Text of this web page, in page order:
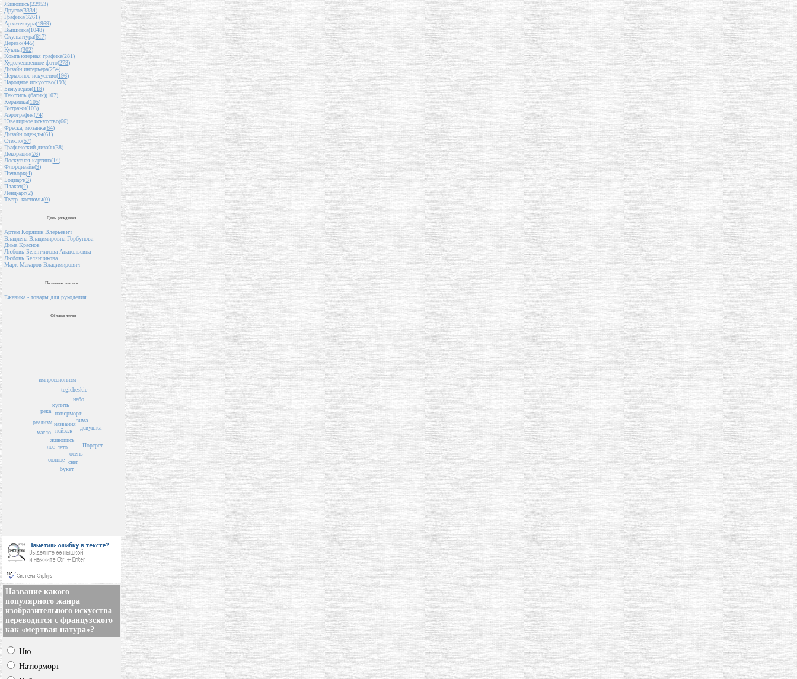
Живопись(22953)
Другое(3334)
Графика(3261)
Архитектура(1969)
Вышивка(1048)
Скульптура(617)
Дерево(445)
Куклы(302)
Компьютерная графика(281)
Художественное фото(273)
Дизайн интерьера(254)
Церковное искусство(196)
Народное искусство(193)
Бижутерия(119)
Текстиль (батик)(107)
Керамика(105)
Витражи(103)
Аэрография(74)
Ювелирное искусство(66)
Фреска, мозаика(64)
Дизайн одежды(61)
Стекло(57)
Графический дизайн(38)
Декорации(26)
Лоскутная картина(14)
Флордизайн(9)
Пэчворк(4)
Бодиарт(3)
Плакат(2)
Ленд-арт(2)
Театр. костюмы(0)
День рождения
Артем Коряпин Влерьевич
Владлена Владимировна Горбунова
Дима Краснов
Любовь Белянчикова Анатольевна
Любовь Белянчикова
Марк Макаров Владимирович
Полезные ссылки
Ежевика - товары для рукоделия
Облако тегов
пейзаж
названия
живопись
лето
натюрморт
купить
солнце
лес
зима
осень
букет
масло
река
снег
tegicheskie
реализм
небо
импрессионизм
Портрет
девушка
Название какого
популярного жанра
изобразительного искусства
переводится с французского
как «мертвая натура»?
Ню
Натюрморт